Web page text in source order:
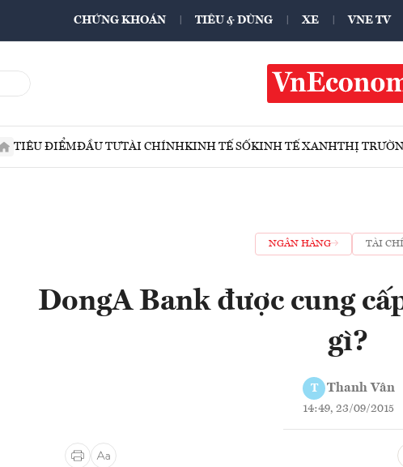
CHỨNG KHOÁN TIÊU & DÙNG XE VNE TV
TIÊU ĐIỂMĐẦU TƯTÀI CHÍNHKINH TẾ SỐKINH TẾ XANHTHỊ
NGÂN HÀNG TÀI
DongA Bank được cung
gì?
T Thanh Vân
14:49, 23/09/2015